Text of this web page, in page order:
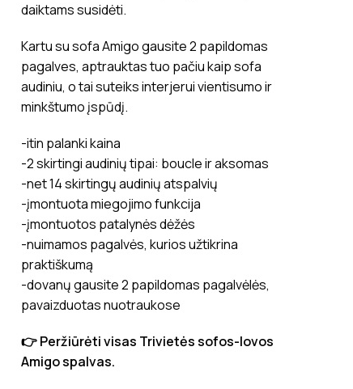
daiktams susidėti.
Kartu su sofa Amigo gausite 2 papildomas
pagalves, aptrauktas tuo pačiu kaip sofa
audiniu, o tai suteiks interjerui vientisumo ir
minkštumo įspūdį.
-itin palanki kaina
-2 skirtingi audinių tipai: boucle ir aksomas
-net 14 skirtingų audinių atspalvių
-įmontuota miegojimo funkcija
-įmontuotos patalynės dėžės
-nuimamos pagalvės, kurios užtikrina
praktiškumą
-dovanų gausite 2 papildomas pagalvėlės,
pavaizduotas nuotraukose
👉 Peržiūrėti visas Trivietės sofos-lovos
Amigo spalvas.